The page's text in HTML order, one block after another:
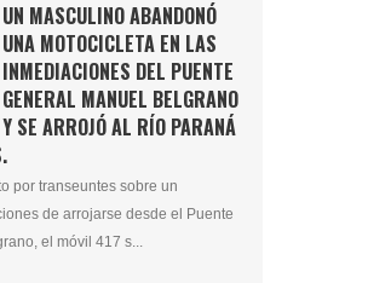
UN MASCULINO ABANDONÓ
UNA MOTOCICLETA EN LAS
INMEDIACIONES DEL PUENTE
GENERAL MANUEL BELGRANO
Y SE ARROJÓ AL RÍO PARANÁ
por transeuntes sobre un
de arrojarse desde el Puente
el móvil 417 s...